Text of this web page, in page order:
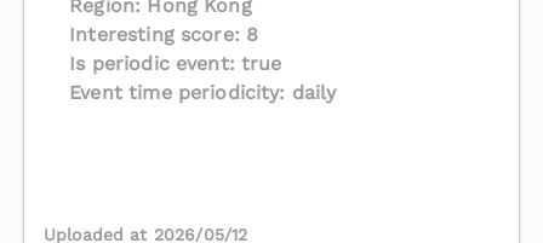
Region: Hong Kong
Interesting score: 8
Is periodic event: true
Event time periodicity: daily
Uploaded at 2026/05/12